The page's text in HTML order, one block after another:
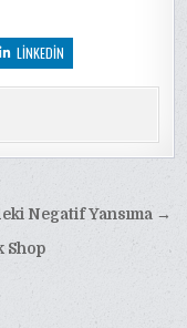
LINKEDIN
Negatif Yansıma →
Shop